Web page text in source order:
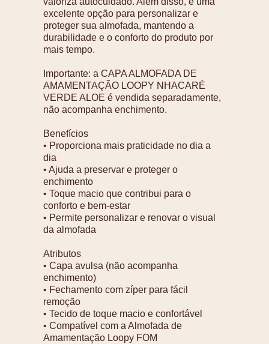
excelente opção para personalizar e
proteger sua almofada, mantendo a
durabilidade e o conforto do produto por
mais tempo.
Importante: a CAPA ALMOFADA DE
AMAMENTAÇÃO LOOPY NHACARÉ
VERDE ALOE é vendida separadamente,
não acompanha enchimento.
Benefícios
• Proporciona mais praticidade no dia a
dia
• Ajuda a preservar e proteger o
enchimento
• Toque macio que contribui para o
conforto e bem-estar
• Permite personalizar e renovar o visual
da almofada
Atributos
• Capa avulsa (não acompanha
enchimento)
• Fechamento com zíper para fácil
remoção
• Tecido de toque macio e confortável
• Compatível com a Almofada de
Amamentação Loopy FOM